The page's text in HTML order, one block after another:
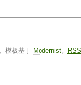
模板基于 Modernist。 RSS